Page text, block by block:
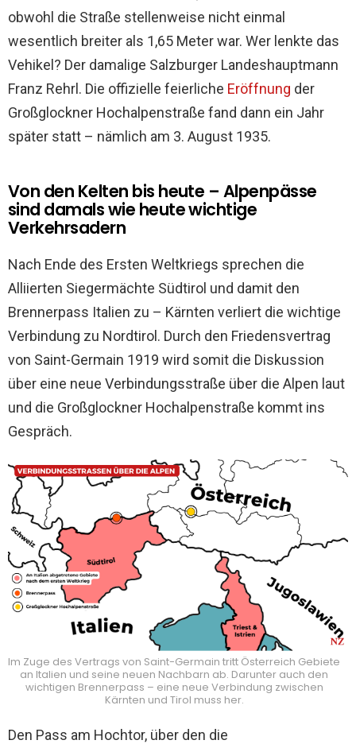
obwohl die Straße stellenweise nicht einmal
wesentlich breiter als 1,65 Meter war. Wer lenkte das
Vehikel? Der damalige Salzburger Landeshauptmann
Franz Rehrl. Die offizielle feierliche Eröffnung der
Großglockner Hochalpenstraße fand dann ein Jahr
später statt – nämlich am 3. August 1935.
Von den Kelten bis heute – Alpenpässe
sind damals wie heute wichtige
Verkehrsadern
Nach Ende des Ersten Weltkriegs sprechen die
Alliierten Siegermächte Südtirol und damit den
Brennerpass Italien zu – Kärnten verliert die wichtige
Verbindung zu Nordtirol. Durch den Friedensvertrag
von Saint-Germain 1919 wird somit die Diskussion
über eine neue Verbindungsstraße über die Alpen laut
und die Großglockner Hochalpenstraße kommt ins
Gespräch.
Im Zuge des Vertrags von Saint-Germain tritt Österreich Gebiete
an Italien und seine neuen Nachbarn ab. Darunter auch den
wichtigen Brennerpass – eine neue Verbindung zwischen
Kärnten und Tirol muss her.
Den Pass am Hochtor, über den die